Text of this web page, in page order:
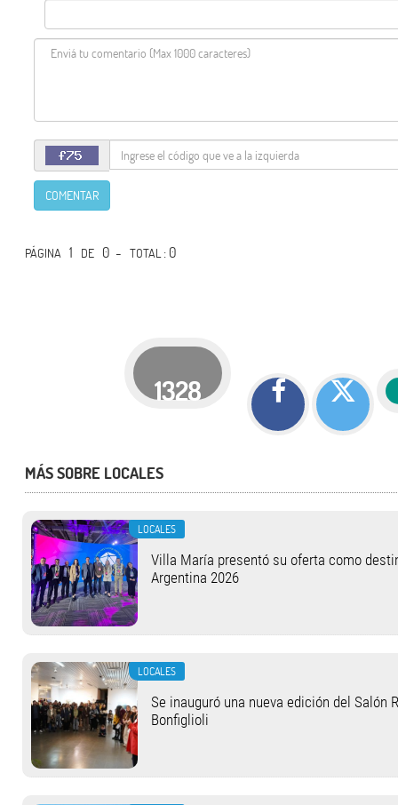
COMENTAR
PÁGINA 1 DE 0 -TOTAL: 0
1328
MÁS SOBRE LOCALES
LOCALES
Villa María presentó su oferta como
Argentina 2026
LOCALES
Se inauguró una nueva edición del Salón
Bonfiglioli